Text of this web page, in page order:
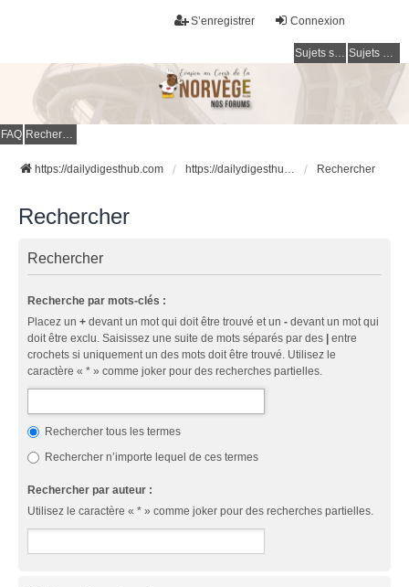
Connexion
S’enregistrer
Sujets sans réponse Sujets actifs
FAQ Rechercher
https://dailydigesthub.com https://dailydigesthub.com Rechercher
Rechercher
Rechercher
Recherche par mots-clés :
Placez un + devant un mot qui doit être trouvé et un - devant un mot qui
doit être exclu. Saisissez une suite de mots séparés par des
entre
crochets si uniquement un des mots doit être trouvé. Utilisez le
caractère « * » comme joker pour des recherches partielles.
Rechercher tous les termes
Rechercher n’importe lequel de ces termes
Rechercher par auteur :
Utilisez le caractère « * » comme joker pour des recherches partielles.